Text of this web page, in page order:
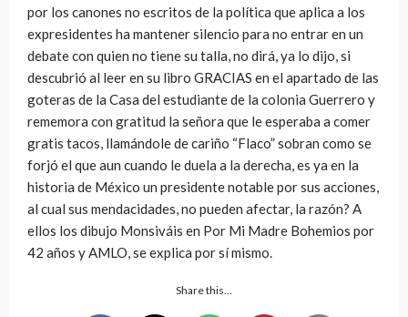
por los canones no escritos de la política que aplica a los
expresidentes ha mantener silencio para no entrar en un
debate con quien no tiene su talla, no dirá, ya lo dijo, si
descubrió al leer en su libro GRACIAS en el apartado de las
goteras de la Casa del estudiante de la colonia Guerrero y
rememora con gratitud la señora que le esperaba a comer
gratis tacos, llamándole de cariño “Flaco” sobran como se
forjó el que aun cuando le duela a la derecha, es ya en la
historia de México un presidente notable por sus acciones,
al cual sus mendacidades, no pueden afectar, la razón? A
ellos los dibujo Monsiváis en Por Mi Madre Bohemios por
42 años y AMLO, se explica por sí mismo.
Share this…